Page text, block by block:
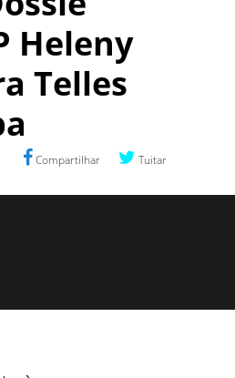
Heleny
Telles
Compartilhar Tuitar